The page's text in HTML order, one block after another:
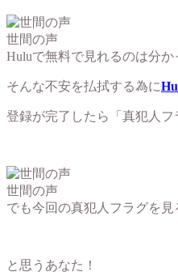
世間の声
Huluで無料で見れるのは分
そんな不安を払拭する為に
登録が完了したら「真犯人
世間の声
でも今回の真犯人フラグを
と思うあなた！